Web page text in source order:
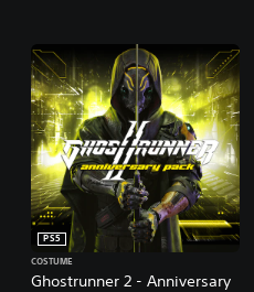
Ghostrunner 2 - Anniversary
PS5
COSTUME